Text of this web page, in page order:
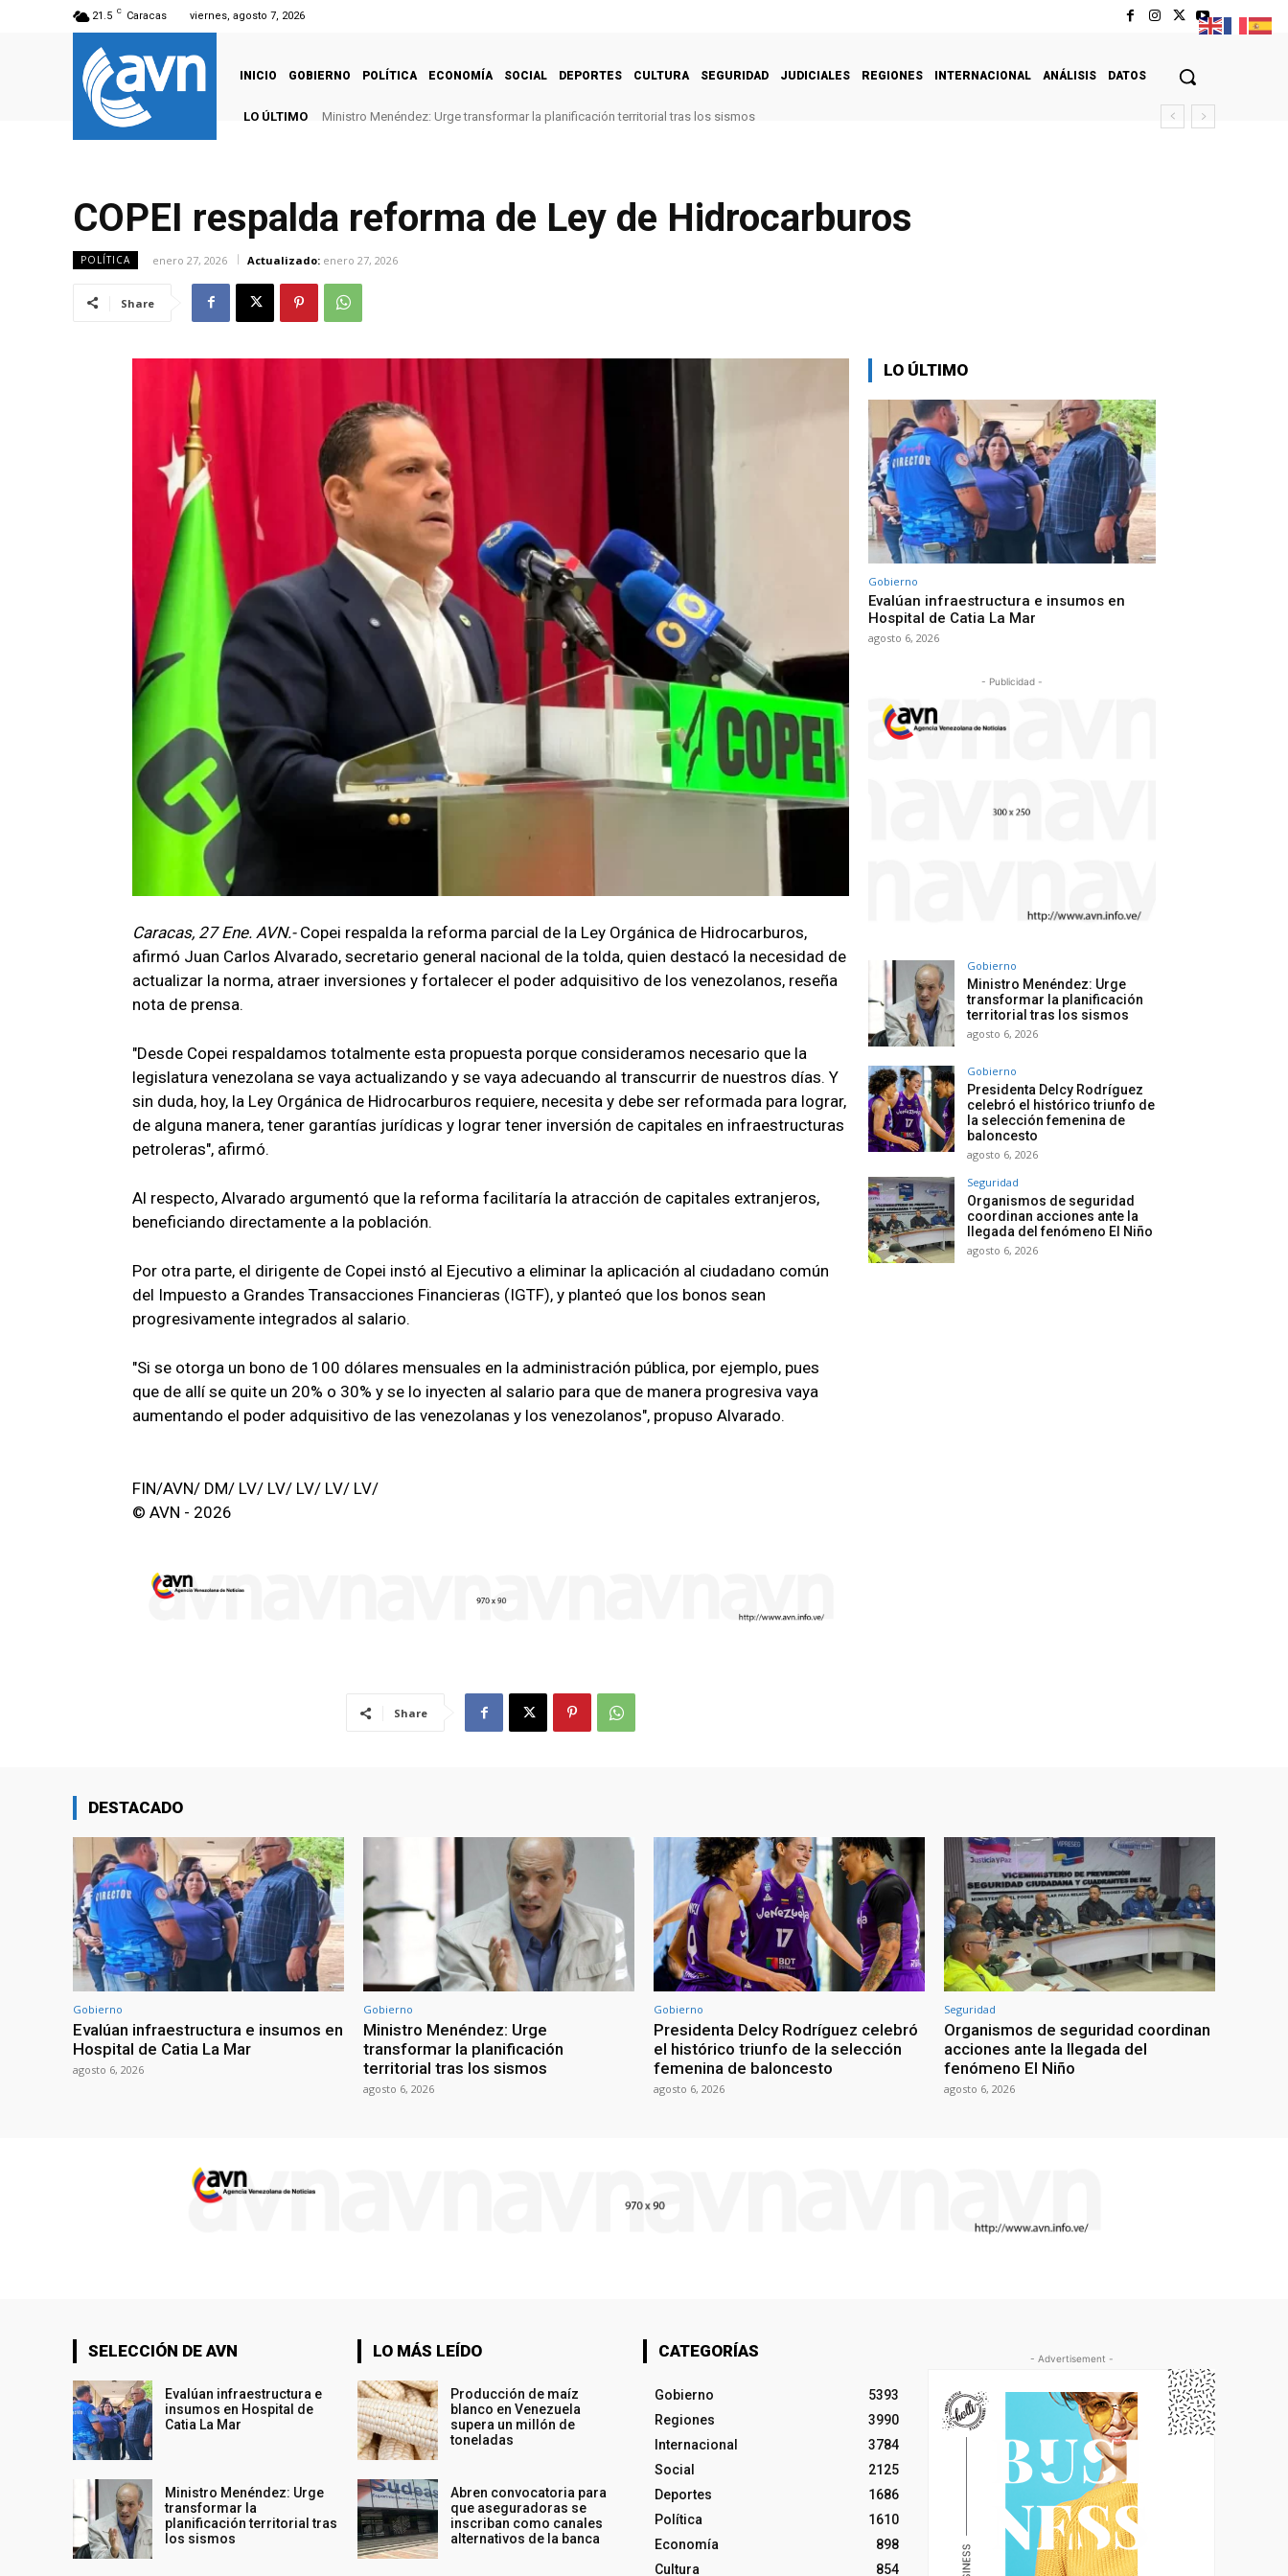
21.5 C Caracas viernes, agosto 7, 2026
INICIO GOBIERNO POLÍTICA ECONOMÍA SOCIAL DEPORTES CULTURA SEGURIDAD JUDICIALES REGIONES INTERNACIONAL ANÁLISIS DATOS
LO ÚLTIMO Ministro Menéndez: Urge transformar la planificación territorial tras los sismos
COPEI respalda reforma de Ley de Hidrocarburos
POLÍTICA enero 27, 2026 Actualizado: enero 27, 2026
Share
Caracas, 27 Ene. AVN.- Copei respalda la reforma parcial de la Ley Orgánica de Hidrocarburos,
afirmó Juan Carlos Alvarado, secretario general nacional de la tolda, quien destacó la necesidad de
actualizar la norma, atraer inversiones y fortalecer el poder adquisitivo de los venezolanos, reseña
nota de prensa.
"Desde Copei respaldamos totalmente esta propuesta porque consideramos necesario que la
legislatura venezolana se vaya actualizando y se vaya adecuando al transcurrir de nuestros días. Y
sin duda, hoy, la Ley Orgánica de Hidrocarburos requiere, necesita y debe ser reformada para lograr,
de alguna manera, tener garantías jurídicas y lograr tener inversión de capitales en infraestructuras
petroleras", afirmó.
Al respecto, Alvarado argumentó que la reforma facilitaría la atracción de capitales extranjeros,
beneficiando directamente a la población.
Por otra parte, el dirigente de Copei instó al Ejecutivo a eliminar la aplicación al ciudadano común
del Impuesto a Grandes Transacciones Financieras (IGTF), y planteó que los bonos sean
progresivamente integrados al salario.
"Si se otorga un bono de 100 dólares mensuales en la administración pública, por ejemplo, pues
que de allí se quite un 20% o 30% y se lo inyecten al salario para que de manera progresiva vaya
aumentando el poder adquisitivo de las venezolanas y los venezolanos", propuso Alvarado.
FIN/AVN/ DM/ LV/ LV/ LV/ LV/ LV/
© AVN - 2026
Share
LO ÚLTIMO
Gobierno
Evalúan infraestructura e insumos en
Hospital de Catia La Mar
agosto 6, 2026
- Publicidad -
Gobierno
Ministro Menéndez: Urge
transformar la planificación
territorial tras los sismos
agosto 6, 2026
Gobierno
Presidenta Delcy Rodríguez
celebró el histórico triunfo de
la selección femenina de
baloncesto
agosto 6, 2026
Seguridad
Organismos de seguridad
coordinan acciones ante la
llegada del fenómeno El Niño
agosto 6, 2026
DESTACADO
Gobierno
Evalúan infraestructura e insumos en
Hospital de Catia La Mar
agosto 6, 2026
Gobierno
Ministro Menéndez: Urge
transformar la planificación
territorial tras los sismos
agosto 6, 2026
Gobierno
Presidenta Delcy Rodríguez celebró
el histórico triunfo de la selección
femenina de baloncesto
agosto 6, 2026
Seguridad
Organismos de seguridad coordinan
acciones ante la llegada del
fenómeno El Niño
agosto 6, 2026
SELECCIÓN DE AVN
Evalúan infraestructura e
insumos en Hospital de
Catia La Mar
Ministro Menéndez: Urge
transformar la
planificación territorial tras
los sismos
LO MÁS LEÍDO
Producción de maíz
blanco en Venezuela
supera un millón de
toneladas
Abren convocatoria para
que aseguradoras se
inscriban como canales
alternativos de la banca
CATEGORÍAS
Gobierno
5393
Regiones
3990
Internacional
3784
Social
2125
Deportes
1686
Política
1610
Economía
898
Cultura
854
- Advertisement -